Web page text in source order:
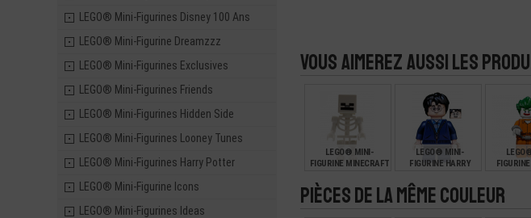
LEGO® Mini-Figurines Disney 100 Ans
LEGO® Mini-Figurine Dreamzzz
LEGO® Mini-Figurines Exclusives
LEGO® Mini-Figurines Friends
LEGO® Mini-Figurines Hidden Side
LEGO® Mini-Figurines Looney Tunes
LEGO® Mini-Figurines Harry Potter
LEGO® Mini-Figurine Icons
LEGO® Mini-Figurines Ideas
Vous aimerez aussi les
LEGO® MINI-
FIGURINE MINECRAFT
€
LEGO® MINI-
FIGURINE HARRY
€
Pièces de la même couleur